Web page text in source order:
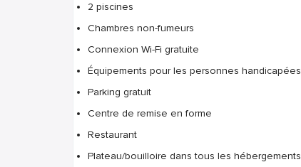
2 piscines
Chambres non-fumeurs
Connexion Wi-Fi gratuite
Équipements pour les personnes handicapées
Parking gratuit
Centre de remise en forme
Restaurant
Plateau/bouilloire dans tous les hébergements